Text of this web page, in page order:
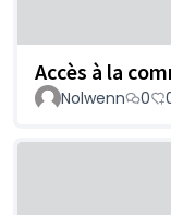
Accès à la
Nolwenn 0